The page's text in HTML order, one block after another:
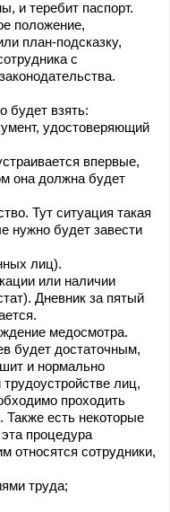
и теребит паспорт.
положение,
план-подсказку,
с
будет взять:
удостоверяющий
впервые,
она должна будет
Тут ситуация такая
нужно будет завести
лиц).
или наличии
Дневник за пятый
медосмотра.
будет достаточным,
и нормально
лиц,
проходить
есть некоторые
процедура
относятся сотрудники,
труда;